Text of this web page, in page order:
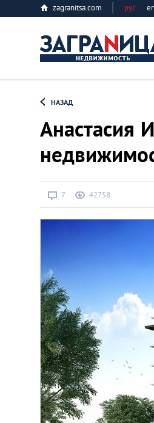
zagranitsa.com рус
Все города
Киев
Лондон
Лос-
Москва
НАЗАД
Анастасия
7 42758